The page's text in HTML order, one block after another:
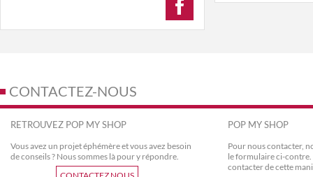
CONTACTEZ-NOUS
RETROUVEZ POP MY SHOP
Vous avez un projet éphémère et vous avez besoin
de conseils ? Nous sommes là pour y répondre.
POP MY SHOP
Pour nous contacter,
le formulaire ci-contre.
contacter de cette